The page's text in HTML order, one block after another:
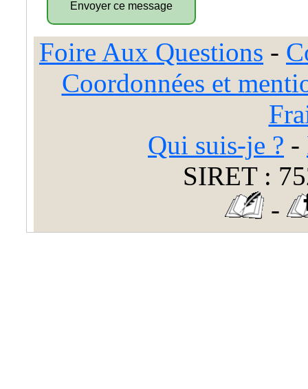
Foire Aux Questions -
Coordonnées et
Qui suis-je ? -
SIRET :
-